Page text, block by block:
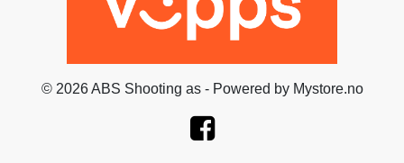
© 2026 ABS Shooting as - Powered by Mystore.no